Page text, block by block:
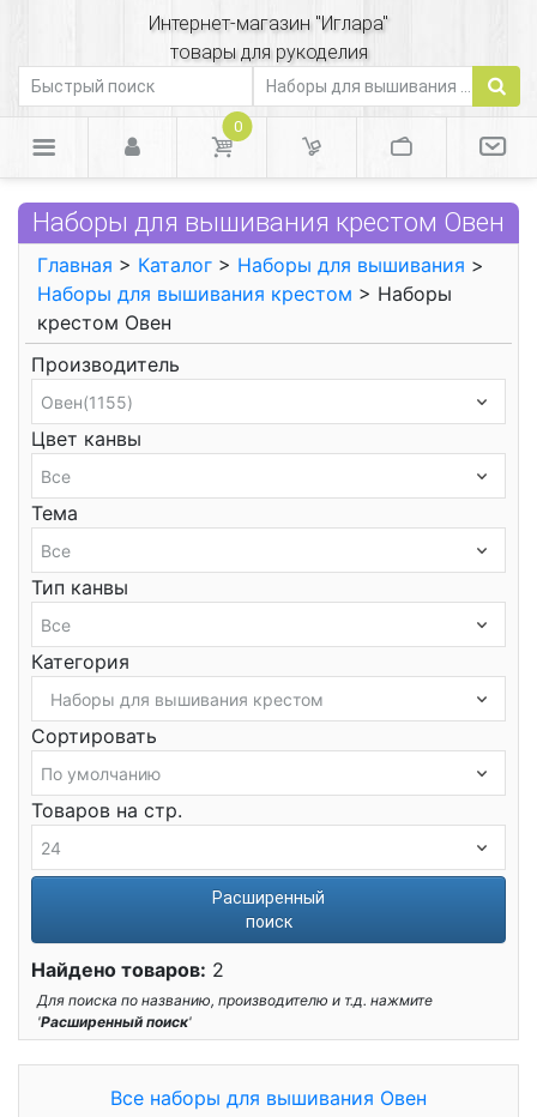
Интернет-магазин "Иглара"
товары для рукоделия
0
Наборы для вышивания крестом Овен
Главная > Каталог > Наборы для вышивания >
Наборы для вышивания крестом > Наборы
крестом Овен
Производитель
Цвет канвы
Тема
Тип канвы
Категория
Сортировать
Товаров на стр.
Расширенный
поиск
Найдено товаров: 2
Для поиска по названию, производителю и т.д. нажмите
'Расширенный поиск'
Все наборы для вышивания Овен